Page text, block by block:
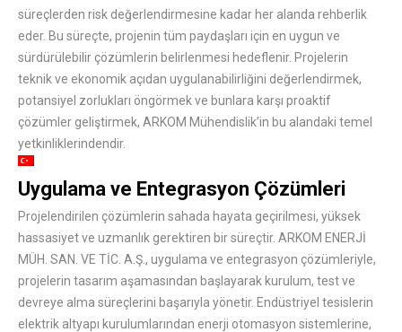
süreçlerden risk değerlendirmesine kadar her alanda rehberlik
eder. Bu süreçte, projenin tüm paydaşları için en uygun ve
sürdürülebilir çözümlerin belirlenmesi hedeflenir. Projelerin
teknik ve ekonomik açıdan uygulanabilirliğini değerlendirmek,
potansiyel zorlukları öngörmek ve bunlara karşı proaktif
çözümler geliştirmek, ARKOM Mühendislik’in bu alandaki temel
yetkinliklerindendir.
Uygulama ve Entegrasyon Çözümleri
Projelendirilen çözümlerin sahada hayata geçirilmesi, yüksek
hassasiyet ve uzmanlık gerektiren bir süreçtir. ARKOM ENERJİ
MÜH. SAN. VE TİC. A.Ş., uygulama ve entegrasyon çözümleriyle,
projelerin tasarım aşamasından başlayarak kurulum, test ve
devreye alma süreçlerini başarıyla yönetir. Endüstriyel tesislerin
elektrik altyapı kurulumlarından enerji otomasyon sistemlerine,